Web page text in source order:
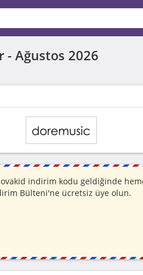
- Ağustos 2026
indirim kodu geldiğinde
Bülteni'ne ücretsiz üye olun.